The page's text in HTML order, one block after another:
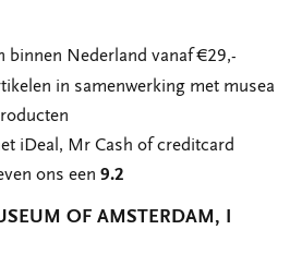
binnen Nederland vanaf €29,-
in samenwerking met musea
iDeal, Mr Cash of creditcard
ons een9.2
OF AMSTERDAM, I